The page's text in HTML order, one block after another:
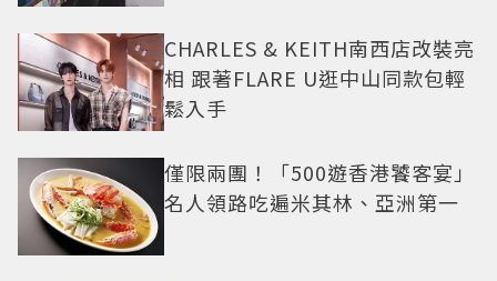
CHARLES & KEITH南西店改裝亮
相 跟著FLARE U逛中山同款包輕
鬆入手
僅限兩團！「500遊香港饕客宴」
名人領路吃遍米其林、亞洲第一